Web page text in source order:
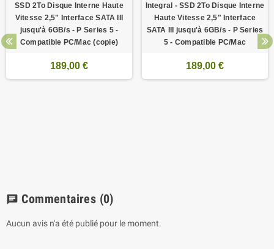
SSD 2To Disque Interne Haute
Vitesse 2,5" Interface SATA III
jusqu'à 6GB/s - P Series 5 -
Compatible PC/Mac (copie)
189,00 €
Integral - SSD 2To Disque Interne
Haute Vitesse 2,5" Interface
SATA III jusqu'à 6GB/s - P Series
5 - Compatible PC/Mac
189,00 €
chat Commentaires (0)
Aucun avis n'a été publié pour le moment.